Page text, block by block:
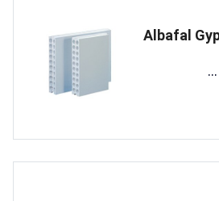
Albafal
...